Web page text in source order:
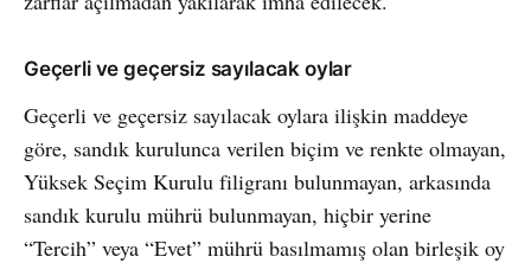
Geçerli ve geçersiz sayılacak oylar
Geçerli ve geçersiz sayılacak oylara ilişkin maddeye
göre, sandık kurulunca verilen biçim ve renkte olmayan,
Yüksek Seçim Kurulu filigranı bulunmayan, arkasında
sandık kurulu mührü bulunmayan, hiçbir yerine
“Tercih” veya “Evet” mührü basılmamış olan birleşik oy